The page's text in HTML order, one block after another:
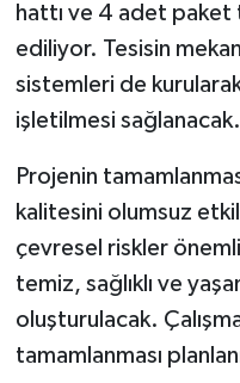
hattı ve 4 adet
ediliyor. Tesisin
sistemleri de
işletilmesi sağlanacak.
Projenin
kalitesini olumsuz
çevresel riskler
temiz, sağlıklı ve
oluşturulacak.
tamamlanması